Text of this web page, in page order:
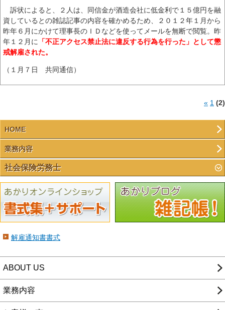
訴状によると、２人は、同信金が酒造会社に低金利で１５億円を融
資しているとの雑誌記事の内容を確かめるため、２０１２年１月から
昨年６月にかけて理事長のＩＤなどを使ってメールを無断で閲覧。昨
年１２月に 「不正アクセス禁止法に違反する行為を行った」として懲
戒解雇された。
（１月７日 共同通信）
« 1 (2)
HOME
業務内容
社会保険労務士
解雇通知書書式
ABOUT US
業務内容